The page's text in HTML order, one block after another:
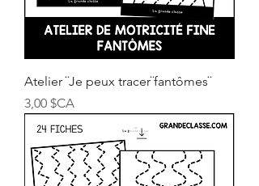
Atelier ¨Je peux tracer¨fantômes¨
Prix
3,00 $CA